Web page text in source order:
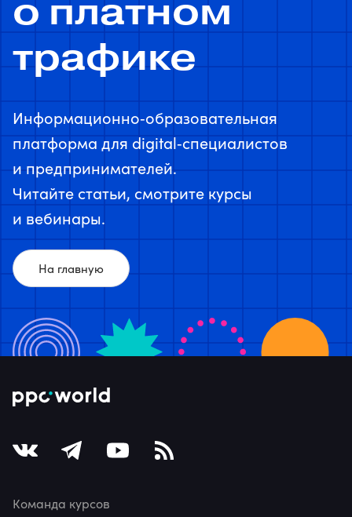
о платном
трафике
Информационно‑образовательная
платформа для digital‑специалистов
и предпринимателей.
Читайте статьи, смотрите курсы
и вебинары.
На главную
Команда курсов